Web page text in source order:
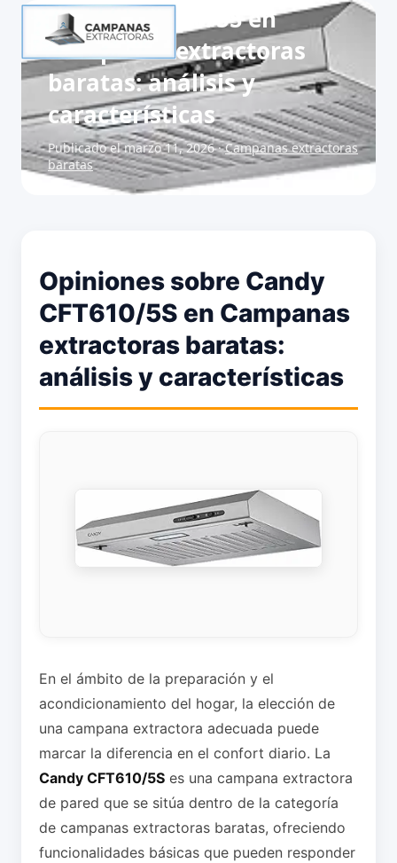
Candy CFT610/5S en
Campanas extractoras
baratas: análisis y
características
Publicado el marzo 11, 2026 ·Campanas extractoras
baratas
Opiniones sobre Candy
CFT610/5S en Campanas
extractoras baratas:
análisis y características
En el ámbito de la preparación y el
acondicionamiento del hogar, la elección de
una campana extractora adecuada puede
marcar la diferencia en el confort diario. La
Candy CFT610/5S es una campana extractora
de pared que se sitúa dentro de la categoría
de campanas extractoras baratas, ofreciendo
funcionalidades básicas que pueden responder